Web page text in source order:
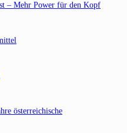
– Mehr Power für den Kopf
österreichische